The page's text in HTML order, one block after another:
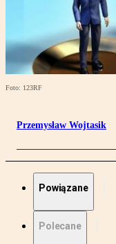
Foto: 123RF
Przemysław Wojtasik
Powiązane
Polecane